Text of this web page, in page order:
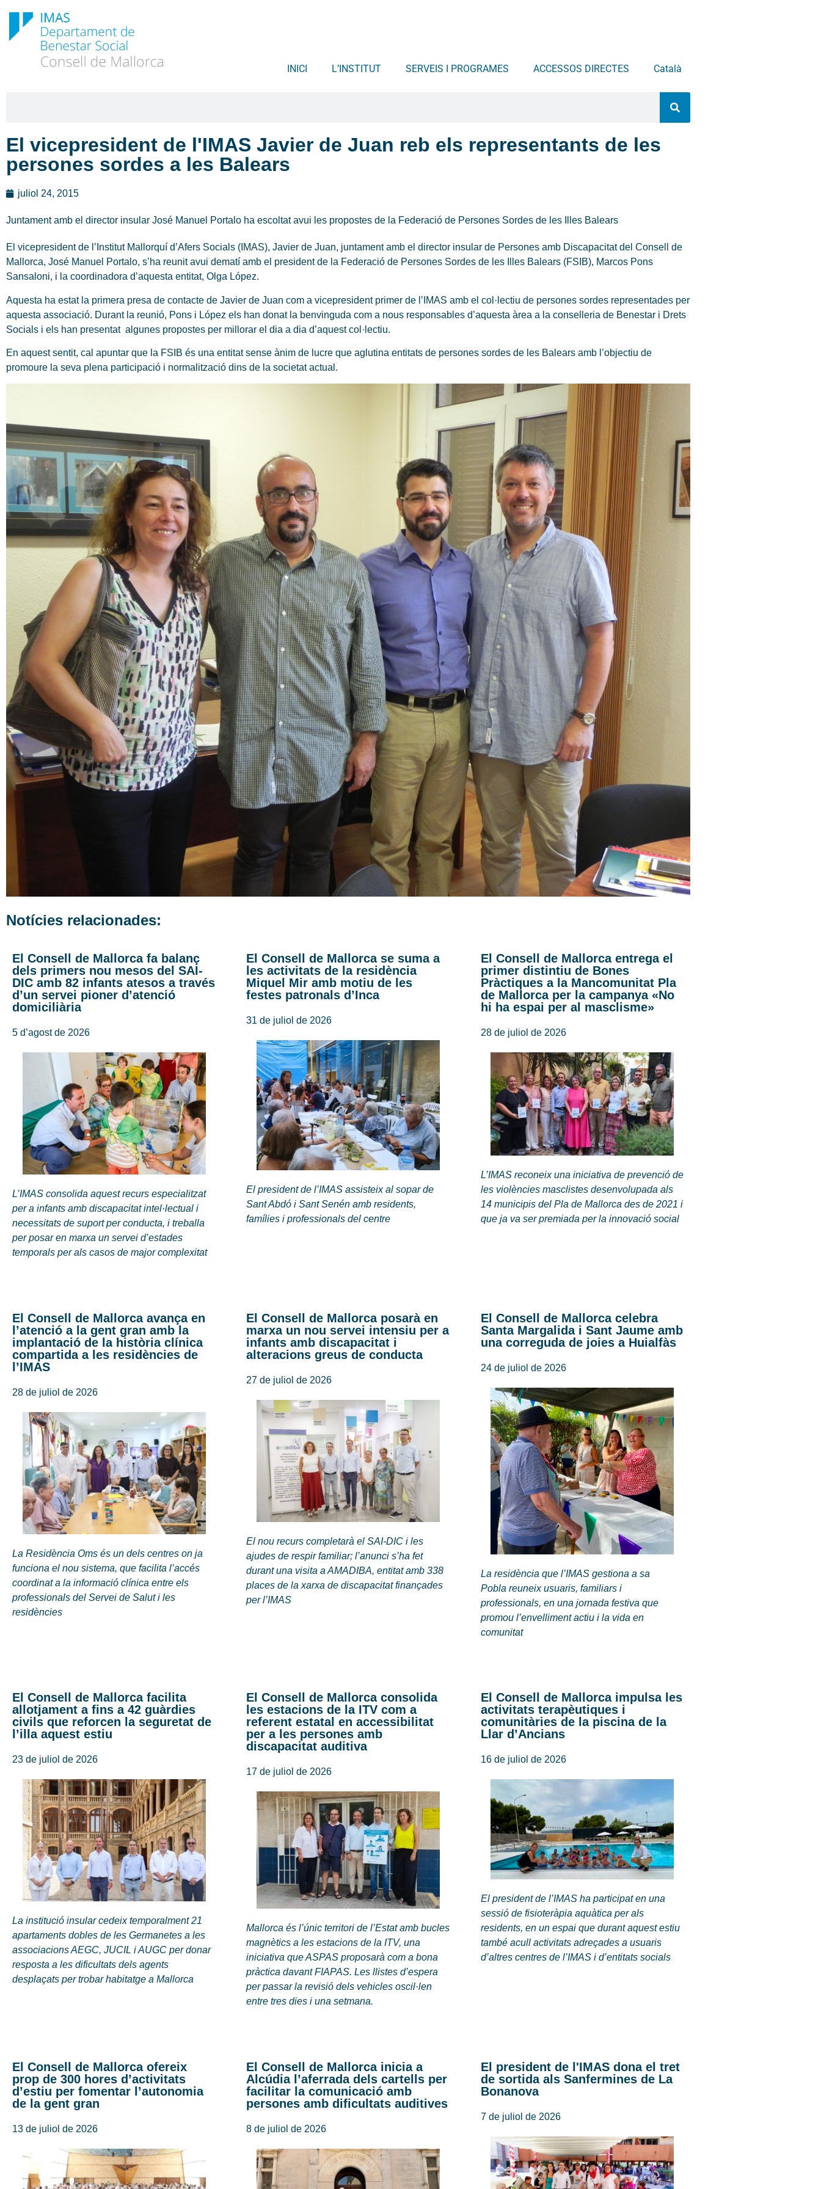
INICI L’INSTITUT SERVEIS I PROGRAMES ACCESSOS DIRECTES Català
El vicepresident de l'IMAS Javier de Juan reb els representants de les
persones sordes a les Balears
juliol 24, 2015
Juntament amb el director insular José Manuel Portalo ha escoltat avui les propostes de la Federació de Persones Sordes de les Illes Balears
El vicepresident de l’Institut Mallorquí d’Afers Socials (IMAS), Javier de Juan, juntament amb el director insular de Persones amb Discapacitat del Consell de
Mallorca, José Manuel Portalo, s’ha reunit avui dematí amb el president de la Federació de Persones Sordes de les Illes Balears (FSIB), Marcos Pons
Sansaloni, i la coordinadora d’aquesta entitat, Olga López.
Aquesta ha estat la primera presa de contacte de Javier de Juan com a vicepresident primer de l’IMAS amb el col·lectiu de persones sordes representades per
aquesta associació. Durant la reunió, Pons i López els han donat la benvinguda com a nous responsables d’aquesta àrea a la conselleria de Benestar i Drets
Socials i els han presentat algunes propostes per millorar el dia a dia d’aquest col·lectiu.
En aquest sentit, cal apuntar que la FSIB és una entitat sense ànim de lucre que aglutina entitats de persones sordes de les Balears amb l’objectiu de
promoure la seva plena participació i normalització dins de la societat actual.
Notícies relacionades:
El Consell de Mallorca fa balanç
dels primers nou mesos del SAI-
DIC amb 82 infants atesos a través
d’un servei pioner d’atenció
domiciliària
5 d’agost de 2026
L’IMAS consolida aquest recurs especialitzat
per a infants amb discapacitat intel·lectual i
necessitats de suport per conducta, i treballa
per posar en marxa un servei d’estades
temporals per als casos de major complexitat
El Consell de Mallorca se suma a
les activitats de la residència
Miquel Mir amb motiu de les
festes patronals d’Inca
31 de juliol de 2026
El president de l’IMAS assisteix al sopar de
Sant Abdó i Sant Senén amb residents,
famílies i professionals del centre
El Consell de Mallorca entrega el
primer distintiu de Bones
Pràctiques a la Mancomunitat Pla
de Mallorca per la campanya «No
hi ha espai per al masclisme»
28 de juliol de 2026
L’IMAS reconeix una iniciativa de prevenció de
les violències masclistes desenvolupada als
14 municipis del Pla de Mallorca des de 2021 i
que ja va ser premiada per la innovació social
El Consell de Mallorca avança en
l’atenció a la gent gran amb la
implantació de la història clínica
compartida a les residències de
l’IMAS
28 de juliol de 2026
La Residència Oms és un dels centres on ja
funciona el nou sistema, que facilita l’accés
coordinat a la informació clínica entre els
professionals del Servei de Salut i les
residències
El Consell de Mallorca posarà en
marxa un nou servei intensiu per a
infants amb discapacitat i
alteracions greus de conducta
27 de juliol de 2026
El nou recurs completarà el SAI-DIC i les
ajudes de respir familiar; l’anunci s’ha fet
durant una visita a AMADIBA, entitat amb 338
places de la xarxa de discapacitat finançades
per l’IMAS
El Consell de Mallorca celebra
Santa Margalida i Sant Jaume amb
una correguda de joies a Huialfàs
24 de juliol de 2026
La residència que l’IMAS gestiona a sa
Pobla reuneix usuaris, familiars i
professionals, en una jornada festiva que
promou l’envelliment actiu i la vida en
comunitat
El Consell de Mallorca facilita
allotjament a fins a 42 guàrdies
civils que reforcen la seguretat de
l’illa aquest estiu
23 de juliol de 2026
La institució insular cedeix temporalment 21
apartaments dobles de les Germanetes a les
associacions AEGC, JUCIL i AUGC per donar
resposta a les dificultats dels agents
desplaçats per trobar habitatge a Mallorca
El Consell de Mallorca consolida
les estacions de la ITV com a
referent estatal en accessibilitat
per a les persones amb
discapacitat auditiva
17 de juliol de 2026
Mallorca és l’únic territori de l’Estat amb bucles
magnètics a les estacions de la ITV, una
iniciativa que ASPAS proposarà com a bona
pràctica davant FIAPAS. Les llistes d’espera
per passar la revisió dels vehicles oscil·len
entre tres dies i una setmana.
El Consell de Mallorca impulsa les
activitats terapèutiques i
comunitàries de la piscina de la
Llar d’Ancians
16 de juliol de 2026
El president de l’IMAS ha participat en una
sessió de fisioteràpia aquàtica per als
residents, en un espai que durant aquest estiu
també acull activitats adreçades a usuaris
d’altres centres de l’IMAS i d’entitats socials
El Consell de Mallorca ofereix
prop de 300 hores d’activitats
d’estiu per fomentar l’autonomia
de la gent gran
13 de juliol de 2026
El Consell de Mallorca inicia a
Alcúdia l’aferrada dels cartells per
facilitar la comunicació amb
persones amb dificultats auditives
8 de juliol de 2026
El president de l'IMAS dona el tret
de sortida als Sanfermines de La
Bonanova
7 de juliol de 2026